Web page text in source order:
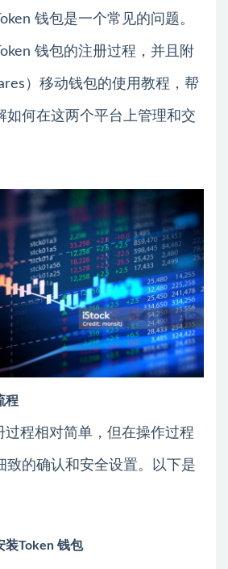
钱包是一个常见的问题。
钱包的注册过程，并且附
）移动钱包的使用教程，帮
如何在这两个平台上管理和交
程
过程相对简单，但在操作过程
致的确认和安全设置。以下是
装Token 钱包